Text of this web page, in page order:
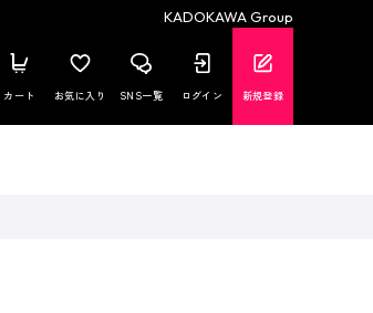
KADOKAWA Group
カート お気に入り SNS一覧 ログイン 新規登録